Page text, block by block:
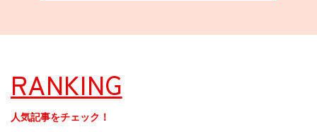
RANKING
人気記事をチェック！